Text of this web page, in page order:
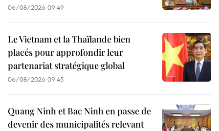
06/08/2026 09:49
Le Vietnam et la Thaïlande bien
placés pour approfondir leur
partenariat stratégique global
06/08/2026 09:45
Quang Ninh et Bac Ninh en passe de
devenir des municipalités relevant